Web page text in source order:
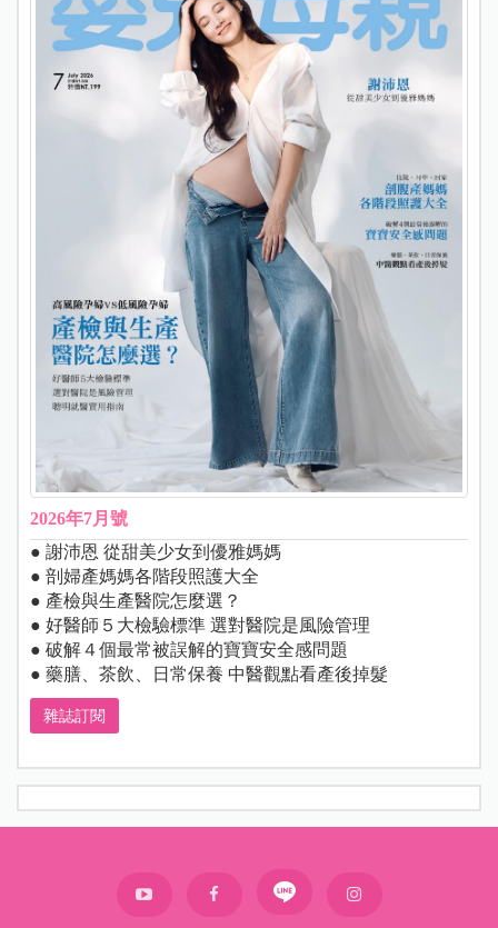
2026年7月號
● 謝沛恩 從甜美少女到優雅媽媽
● 剖婦產媽媽各階段照護大全
● 產檢與生產醫院怎麼選？
● 好醫師５大檢驗標準 選對醫院是風險管理
● 破解４個最常被誤解的寶寶安全感問題
● 藥膳、茶飲、日常保養 中醫觀點看產後掉髮
雜誌訂閱